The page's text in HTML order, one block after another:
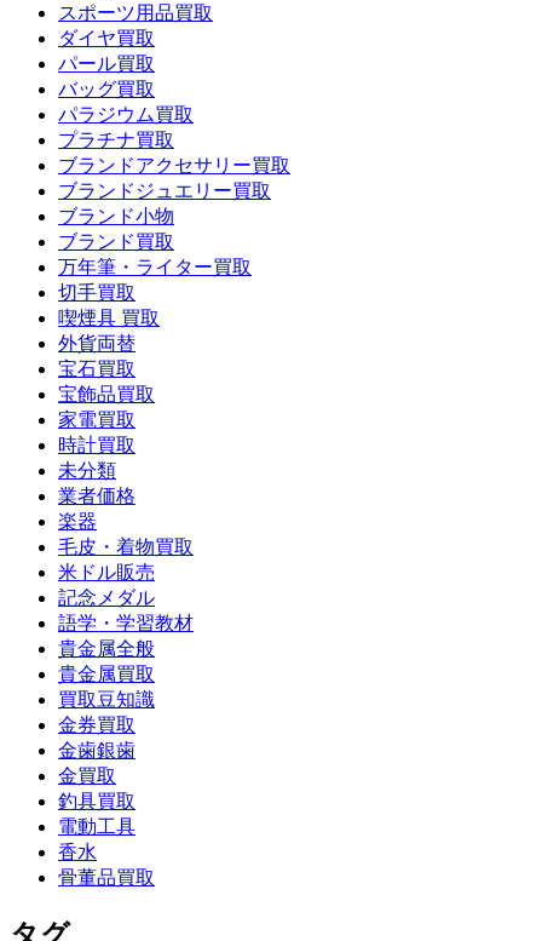
スポーツ用品買取
ダイヤ買取
パール買取
バッグ買取
パラジウム買取
プラチナ買取
ブランドアクセサリー買取
ブランドジュエリー買取
ブランド小物
ブランド買取
万年筆・ライター買取
切手買取
喫煙具 買取
外貨両替
宝石買取
宝飾品買取
家電買取
時計買取
未分類
業者価格
楽器
毛皮・着物買取
米ドル販売
記念メダル
語学・学習教材
貴金属全般
貴金属買取
買取豆知識
金券買取
金歯銀歯
金買取
釣具買取
電動工具
香水
骨董品買取